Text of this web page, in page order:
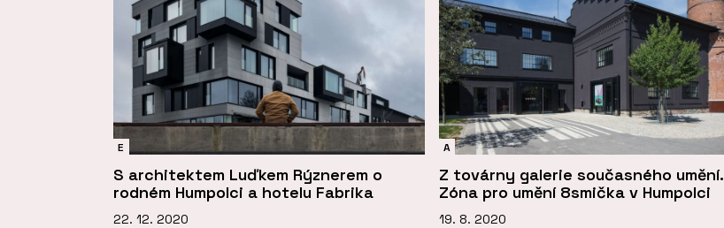
E
S architektem Luďkem Rýznerem o
rodném Humpolci a hotelu Fabrika
22. 12. 2020
A
Z továrny galerie současného umění.
Zóna pro umění 8smička v Humpolci
19. 8. 2020